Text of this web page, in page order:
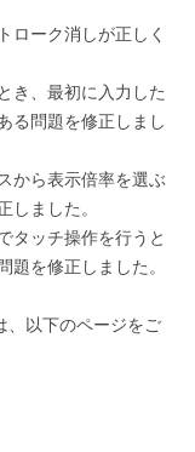
ローク消しが正しく
き、最初に入力した
る問題を修正しまし
から表示倍率を選ぶ
ました。
タッチ操作を行うと
を修正しました。
、以下のページをご